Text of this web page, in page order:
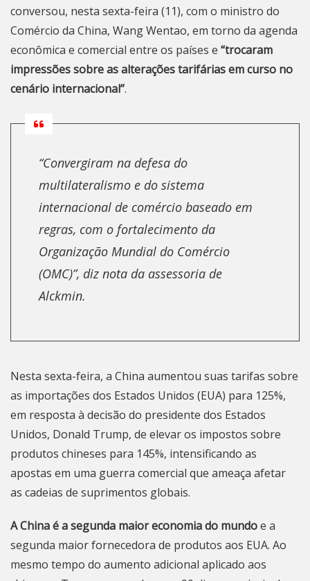
conversou, nesta sexta-feira (11), com o ministro do
Comércio da China, Wang Wentao, em torno da agenda
econômica e comercial entre os países e “trocaram
impressões sobre as alterações tarifárias em curso no
cenário internacional”.
“Convergiram na defesa do
multilateralismo e do sistema
internacional de comércio baseado em
regras, com o fortalecimento da
Organização Mundial do Comércio
(OMC)”, diz nota da assessoria de
Alckmin.
Nesta sexta-feira, a China aumentou suas tarifas sobre
as importações dos Estados Unidos (EUA) para 125%,
em resposta à decisão do presidente dos Estados
Unidos, Donald Trump, de elevar os impostos sobre
produtos chineses para 145%, intensificando as
apostas em uma guerra comercial que ameaça afetar
as cadeias de suprimentos globais.
A China é a segunda maior economia do mundoe a
segunda maior fornecedora de produtos aos EUA. Ao
mesmo tempo do aumento adicional aplicado aos